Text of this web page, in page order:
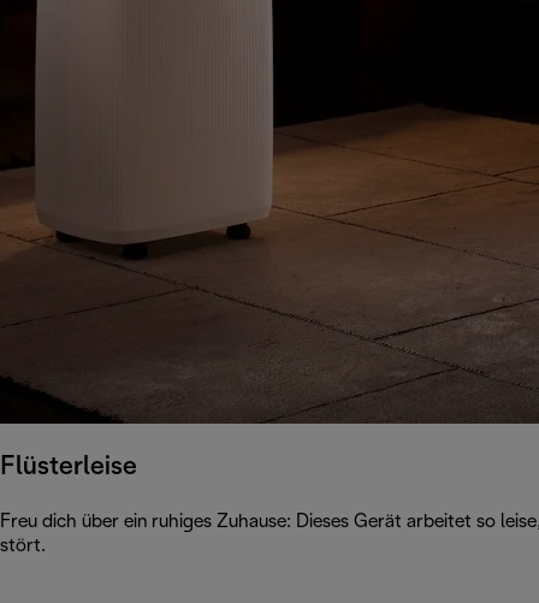
Flüsterleise
Freu dich über ein ruhiges Zuhause: Dieses Gerät arbeitet so
stört.